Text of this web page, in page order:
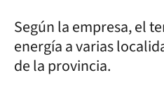
Según la empresa, el
energía a varias
de la provincia.